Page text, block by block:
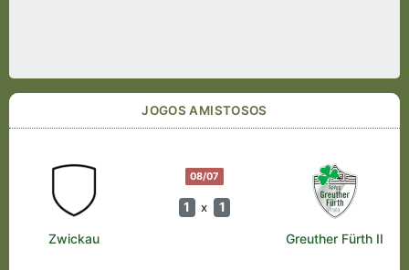
JOGOS AMISTOSOS
08/07
1 x 1
Zwickau Greuther Fürth II